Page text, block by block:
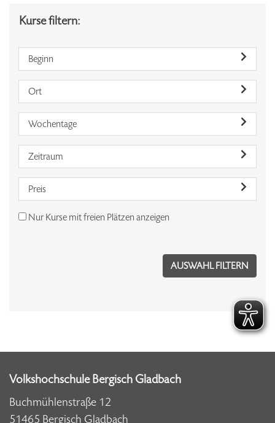
Kurse filtern:
Beginn
Ort
Wochentage
Zeitraum
Preis
Nur Kurse mit freien Plätzen anzeigen
Volkshochschule Bergisch Gladbach
Buchmühlenstraße 12
51465 Bergisch Gladbach